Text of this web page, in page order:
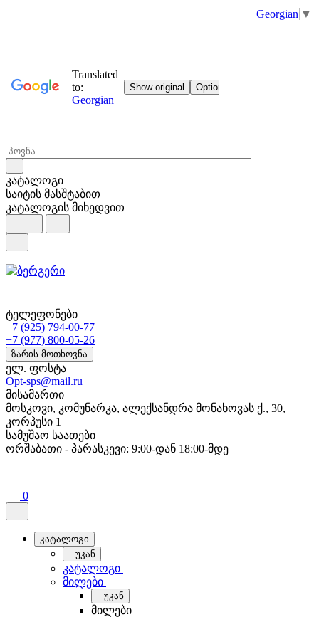
Georgian ▼
კატალოგი
საიტის მასშტაბით
კატალოგის მიხედვით
ტელეფონები
+7 (925) 794-00-77
+7 (977) 800-05-26
ზარის მოთხოვნა
ელ. ფოსტა
Opt-sps@mail.ru
მისამართი
მოსკოვი, კომუნარკა, ალექსანდრა მონახოვას ქ., 30,
კორპუსი 1
სამუშაო საათები
ორშაბათი - პარასკევი: 9:00-დან 18:00-მდე
0
კატალოგი
უკან
კატალოგი
მილები
უკან
მილები